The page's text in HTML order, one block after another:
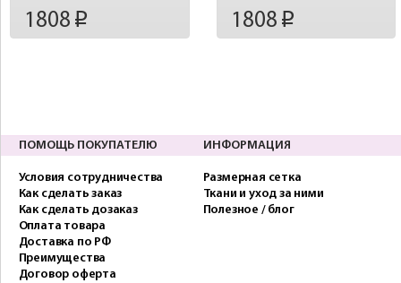
1808 p 1808 p
ПОМОЩЬ ПОКУПАТЕЛЮ
Условия сотрудничества
Как сделать заказ
Как сделать дозаказ
Оплата товара
Доставка по РФ
Преимущества
Договор оферта
ИНФОРМАЦИЯ
Размерная сетка
Ткани и уход за ними
Полезное / блог